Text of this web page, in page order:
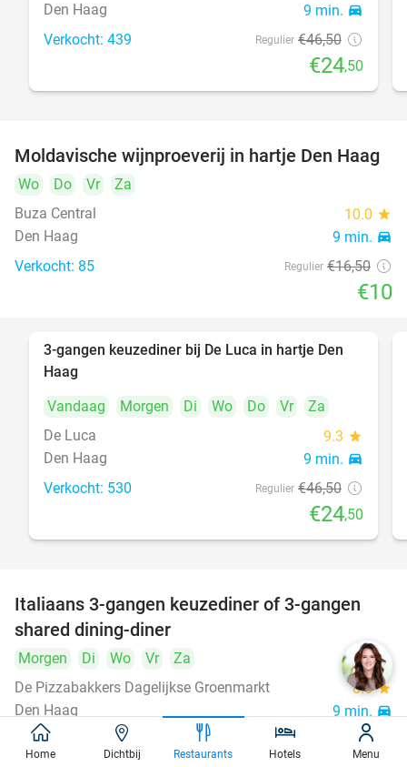
Den Haag 9 min. directions_car
Verkocht: 439 Regulier €46,50
€24,50
39%
Moldavische wijnproeverij in hartje Den Haag
Wo Do Vr
Za
Buza Central
10.0 star
Den Haag 9 min. directions_car
Verkocht: 85 Regulier €16,50
€10
47%
3-gangen keuzediner bij De Luca in hartje Den
Haag
Vandaag
Morgen Di Wo Do Vr
Za
De Luca
9.3 star
Den Haag 9 min. directions_car
Verkocht: 530 Regulier €46,50
€24,50
50%
Italiaans 3-gangen keuzediner of 3-gangen
shared dining-diner
Morgen Di Wo Vr
Za
De Pizzabakkers Dagelijkse Groenmarkt
8.6star
Den Haag 9 min. directions_car
Verkocht: 760 Regulier ,95
Home Dichtbij Restaurants Hotels Menu